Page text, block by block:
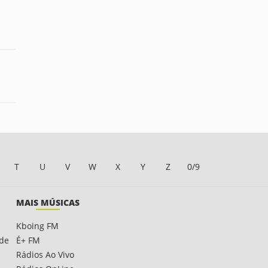
T U V W X Y Z 0/9
MAIS MÚSICAS
Kboing FM
É+ FM
Rádios Ao Vivo